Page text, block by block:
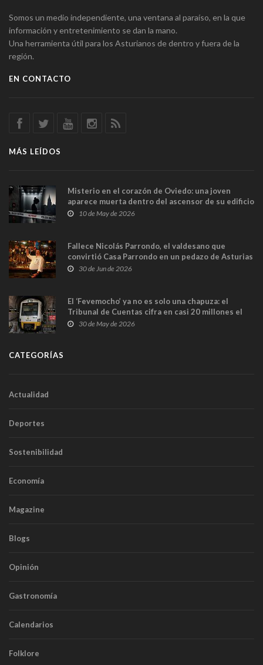
Somos un medio independiente, una ventana al paraíso, en la que
información y entretenimiento se dan la mano.
Una herramienta útil para los Asturianos de dentro y fuera de la
región.
EN CONTACTO
MÁS LEÍDOS
Misterio en el corazón de Oviedo: una joven
aparece muerta dentro del ascensor de su edificio
y las cámaras captan sus últimos minutos
10 de May de 2026
Fallece Nicolás Parrondo, el valdesano que
convirtió Casa Parrondo en un pedazo de Asturias
en Madrid
30 de Jun de 2026
El ‘Fevemocho’ ya no es solo una chapuza: el
Tribunal de Cuentas cifra en casi 20 millones el
sobrecoste de los trenes que no cabían por los
30 de May de 2026
CATEGORÍAS
Actualidad
Deportes
Sostenibilidad
Economía
Magazine
Blogs
Opinión
Gastronomía
Calendarios
Folklore